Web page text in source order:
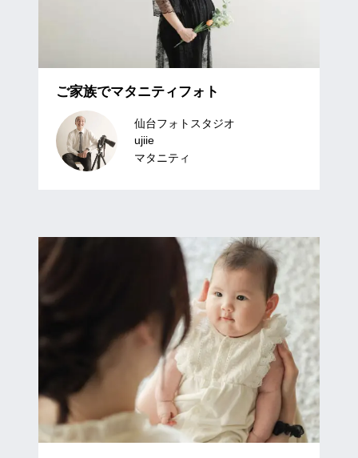
ご家族でマタニティフォト
仙台フォトスタジオ
ujiie
マタニティ